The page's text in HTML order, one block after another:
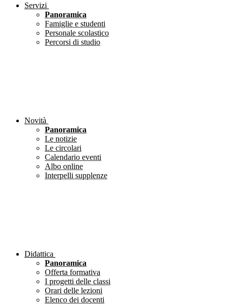
Servizi
Panoramica
Famiglie e studenti
Personale scolastico
Percorsi di studio
Novità
Panoramica
Le notizie
Le circolari
Calendario eventi
Albo online
Interpelli supplenze
Didattica
Panoramica
Offerta formativa
I progetti delle classi
Orari delle lezioni
Elenco dei docenti